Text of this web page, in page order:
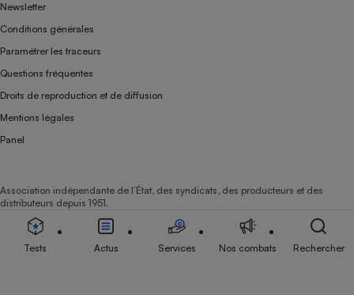
Newsletter
Conditions générales
Paramétrer les traceurs
Questions fréquentes
Droits de reproduction et de diffusion
Mentions légales
Panel
Association indépendante de l’État, des syndicats, des producteurs et des
distributeurs depuis 1951.
Tests Actus Services Nos combats Rechercher